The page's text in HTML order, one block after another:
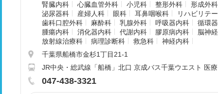
腎臓内科
心臓血管外科 小児科 整形外科
形成外科
泌尿器科
産婦人科 眼科 耳鼻咽喉科
リハビリテ
歯科口腔外科
麻酔科 乳腺外科 呼吸器内科
循環
腫瘍内科
消化器内科 代謝内科 膠原病内科
脳神
放射線治療科
病理診断科 救急科
神経内科
千葉県船橋市金杉1丁目21-1
JR中央・総武線「船橋」北口 京成バス千葉ウエスト 医
047-438-3321